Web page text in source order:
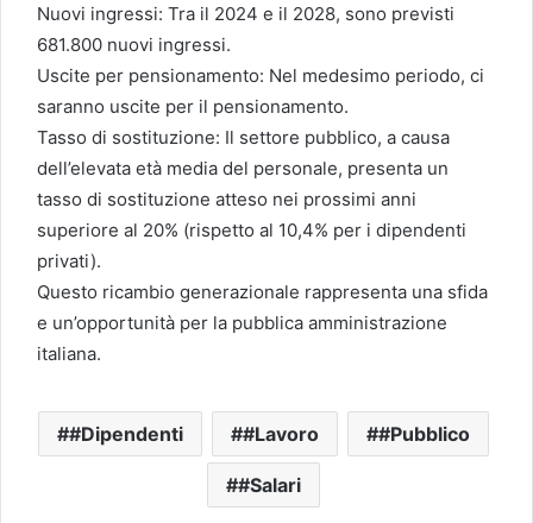
Nuovi ingressi: Tra il 2024 e il 2028, sono previsti
681.800 nuovi ingressi.
Uscite per pensionamento: Nel medesimo periodo, ci
saranno uscite per il pensionamento.
Tasso di sostituzione: Il settore pubblico, a causa
dell’elevata età media del personale, presenta un
tasso di sostituzione atteso nei prossimi anni
superiore al 20% (rispetto al 10,4% per i dipendenti
privati).
Questo ricambio generazionale rappresenta una sfida
e un’opportunità per la pubblica amministrazione
italiana.
#Dipendenti #Lavoro #Pubblico
#Salari